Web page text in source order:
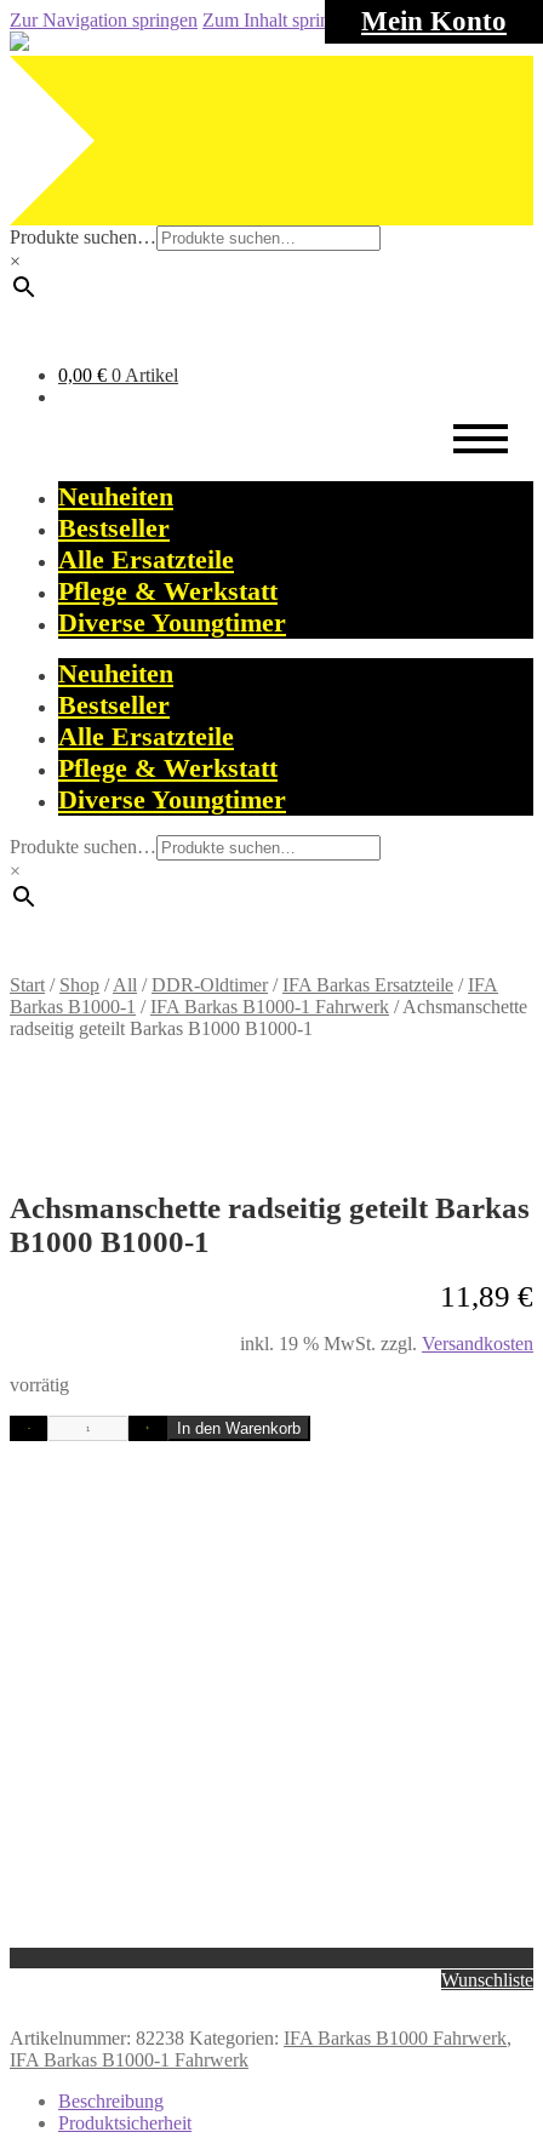
Mein Konto
Zur Navigation springen Zum Inhalt springen
Produkte suchen…
×
0,00 € 0 Artikel
Neuheiten
Bestseller
Alle Ersatzteile
Pflege & Werkstatt
Diverse Youngtimer
Neuheiten
Bestseller
Alle Ersatzteile
Pflege & Werkstatt
Diverse Youngtimer
Produkte suchen…
×
Start / Shop /All /DDR-Oldtimer/IFA Barkas Ersatzteile /IFA
Barkas B1000-1 /IFA Barkas B1000-1 Fahrwerk /Achsmanschette
radseitig geteilt Barkas B1000 B1000-1
Achsmanschette radseitig geteilt Barkas
B1000 B1000-1
11,89 €
inkl. 19 % MwSt. zzgl. Versandkosten
vorrätig
- + In den Warenkorb
Wunschliste
Artikelnummer: 82238 Kategorien: IFA Barkas B1000 Fahrwerk,
IFA Barkas B1000-1 Fahrwerk
Beschreibung
Produktsicherheit